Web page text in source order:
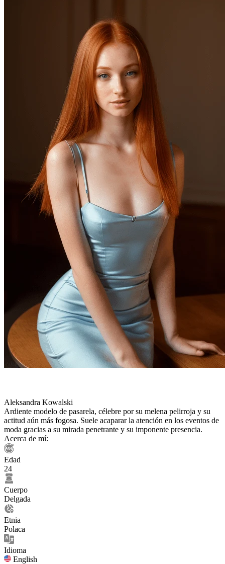
Aleksandra Kowalski
Ardiente modelo de pasarela, célebre por su melena pelirroja y su
actitud aún más fogosa. Suele acaparar la atención en los eventos de
moda gracias a su mirada penetrante y su imponente presencia.
Acerca de mí:
Edad
24
Cuerpo
Delgada
Etnia
Polaca
Idioma
English